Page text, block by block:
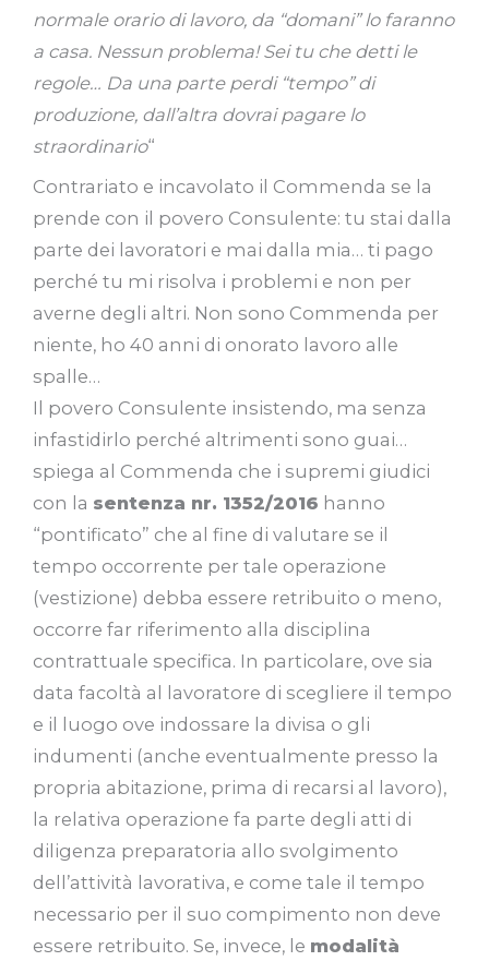
normale orario di lavoro, da “domani” lo faranno
a casa. Nessun problema! Sei tu che detti le
regole… Da una parte perdi “tempo” di
produzione, dall’altra dovrai pagare lo
straordinario“
Contrariato e incavolato il Commenda se la
prende con il povero Consulente: tu stai dalla
parte dei lavoratori e mai dalla mia… ti pago
perché tu mi risolva i problemi e non per
averne degli altri. Non sono Commenda per
niente, ho 40 anni di onorato lavoro alle
spalle…
Il povero Consulente insistendo, ma senza
infastidirlo perché altrimenti sono guai…
spiega al Commenda che i supremi giudici
con la sentenza nr. 1352/2016 hanno
“pontificato” che al fine di valutare se il
tempo occorrente per tale operazione
(vestizione) debba essere retribuito o meno,
occorre far riferimento alla disciplina
contrattuale specifica. In particolare, ove sia
data facoltà al lavoratore di scegliere il tempo
e il luogo ove indossare la divisa o gli
indumenti (anche eventualmente presso la
propria abitazione, prima di recarsi al lavoro),
la relativa operazione fa parte degli atti di
diligenza preparatoria allo svolgimento
dell’attività lavorativa, e come tale il tempo
necessario per il suo compimento non deve
essere retribuito. Se, invece, le modalità